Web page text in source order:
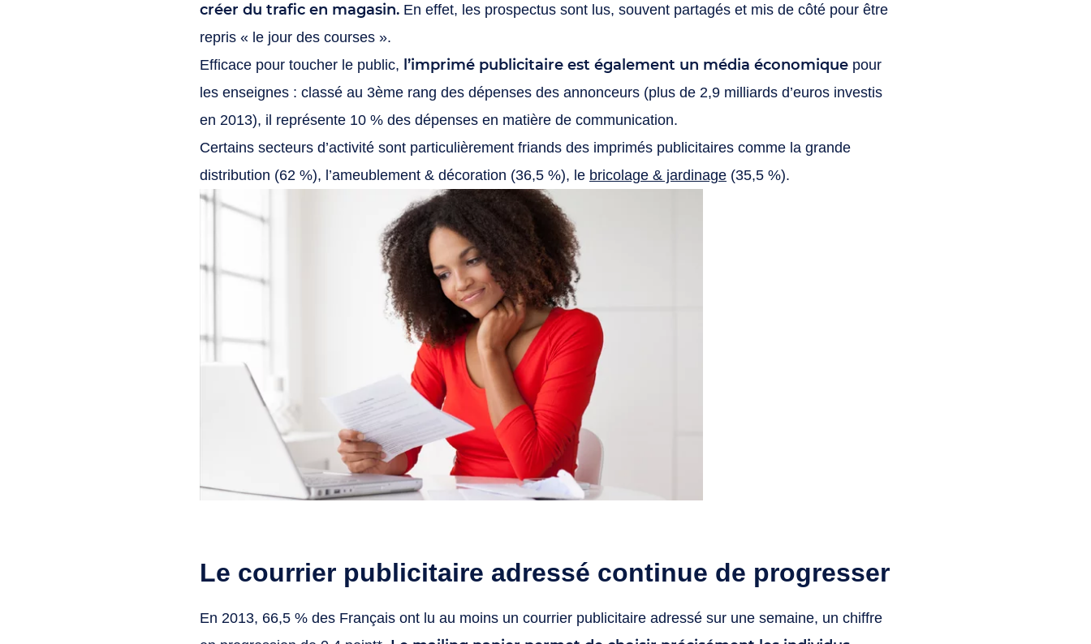
créer du trafic en magasin. En effet, les prospectus sont lus, souvent partagés et mis de côté pour être
repris « le jour des courses ».
Efficace pour toucher le public, l’imprimé publicitaire est également un média économique pour
les enseignes : classé au 3ème rang des dépenses des annonceurs (plus de 2,9 milliards d’euros investis
en 2013), il représente 10 % des dépenses en matière de communication.
Certains secteurs d’activité sont particulièrement friands des imprimés publicitaires comme la grande
distribution (62 %), l’ameublement & décoration (36,5 %), le bricolage & jardinage (35,5 %).
Le courrier publicitaire adressé continue de progresser
En 2013, 66,5 % des Français ont lu au moins un courrier publicitaire adressé sur une semaine, un chiffre